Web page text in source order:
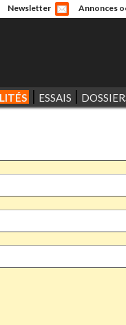
Newsletter Annonces
ESSAIS